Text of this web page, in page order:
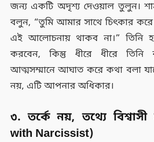
জন্য একটি অদৃশ্য দেওয়াল তুলুন।
বলুন, “তুমি আমার সাথে চিৎকার
এই আলোচনায় থাকব না।” তিনি
করবেন, কিন্তু ধীরে ধীরে
আত্মসম্মানে আঘাত করে কথা বলা
নয়, এটি আপনার অধিকার।
৩. তর্কে নয়, তথ্যে
with Narcissist)